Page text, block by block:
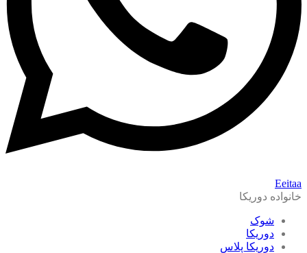
Eeitaa
خانواده دوریکا
شوک
دوریکا
دوریکا پلاس